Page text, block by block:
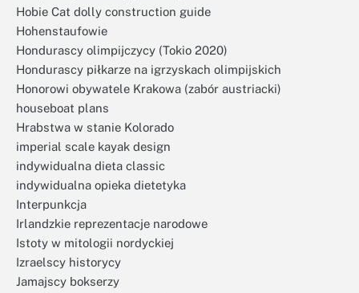
Hobie Cat dolly construction guide
Hohenstaufowie
Hondurascy olimpijczycy (Tokio 2020)
Hondurascy piłkarze na igrzyskach olimpijskich
Honorowi obywatele Krakowa (zabór austriacki)
houseboat plans
Hrabstwa w stanie Kolorado
imperial scale kayak design
indywidualna dieta classic
indywidualna opieka dietetyka
Interpunkcja
Irlandzkie reprezentacje narodowe
Istoty w mitologii nordyckiej
Izraelscy historycy
Jamajscy bokserzy